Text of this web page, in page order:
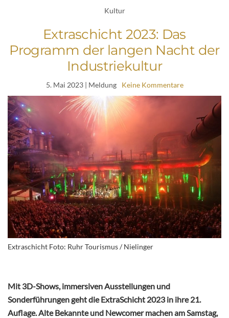
Kultur
Extraschicht 2023: Das
Programm der langen Nacht der
Industriekultur
5. Mai 2023| Meldung Keine Kommentare
Extraschicht Foto: Ruhr Tourismus / Nielinger
Mit 3D-Shows, immersiven Ausstellungen und
Sonderführungen geht die ExtraSchicht 2023 in ihre 21.
Auflage. Alte Bekannte und Newcomer machen am Samstag,